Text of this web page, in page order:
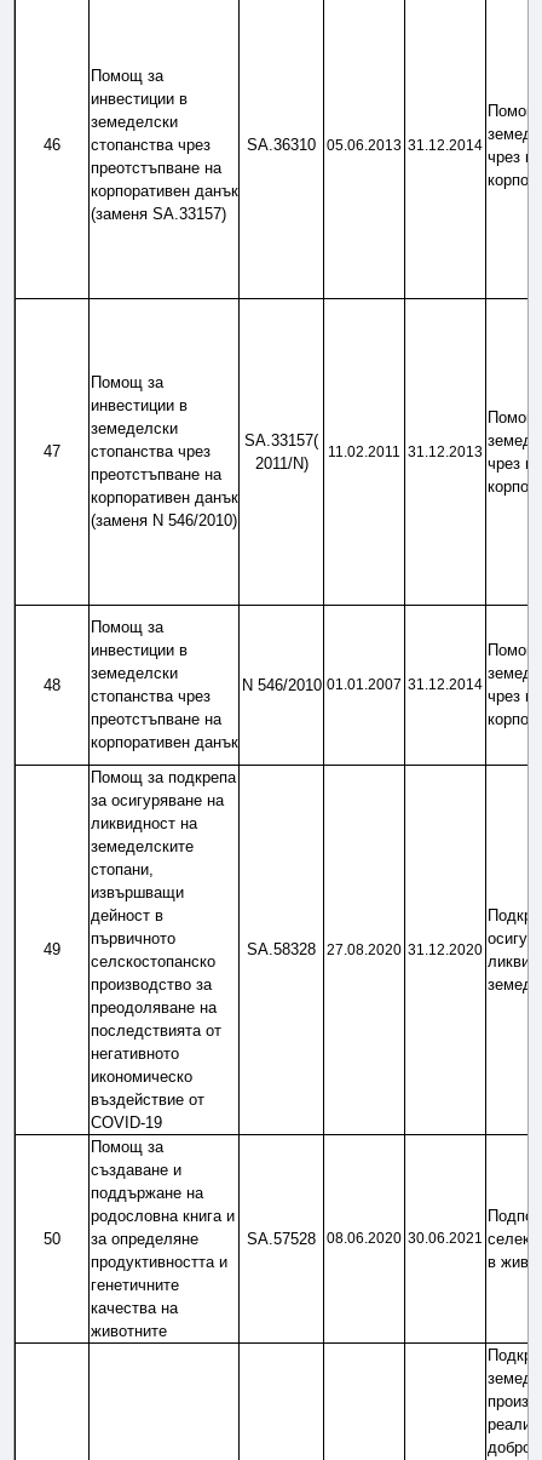
46
Помощ за
инвестиции в
земеделски
стопанства чрез
преотстъпване на
корпоративен данък
(заменя SA.33157)
SA.36310 05.06.2013 31.12.2014
Помощ
чрез
47
Помощ за
инвестиции в
земеделски
стопанства чрез
преотстъпване на
корпоративен данък
(заменя N 546/2010)
SA.33157(​
2011/N)
11.02.2011 31.12.2013
Помощ
чрез
48
Помощ за
инвестиции в
земеделски
стопанства чрез
преотстъпване на
корпоративен данък
N 546/2010 01.01.2007 31.12.2014
Помощ
чрез
49
Помощ за подкрепа
за осигуряване на
ликвидност на
земеделските
стопани,
извършващи
дейност в
първичното
селскостопанско
производство за
преодоляване на
последствията от
негативното
икономическо
въздействие от
COVID-19
SA.58328 27.08.2020 31.12.2020
50
Помощ за
създаване и
поддържане на
родословна книга и
за определяне
продуктивността и
генетичните
качества на
животните
SА.57528 08.06.2020 30.06.2021
в